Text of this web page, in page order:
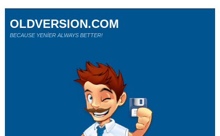
OLDVERSION.COM
BECAUSE YENİER ALWAYS BETTER!